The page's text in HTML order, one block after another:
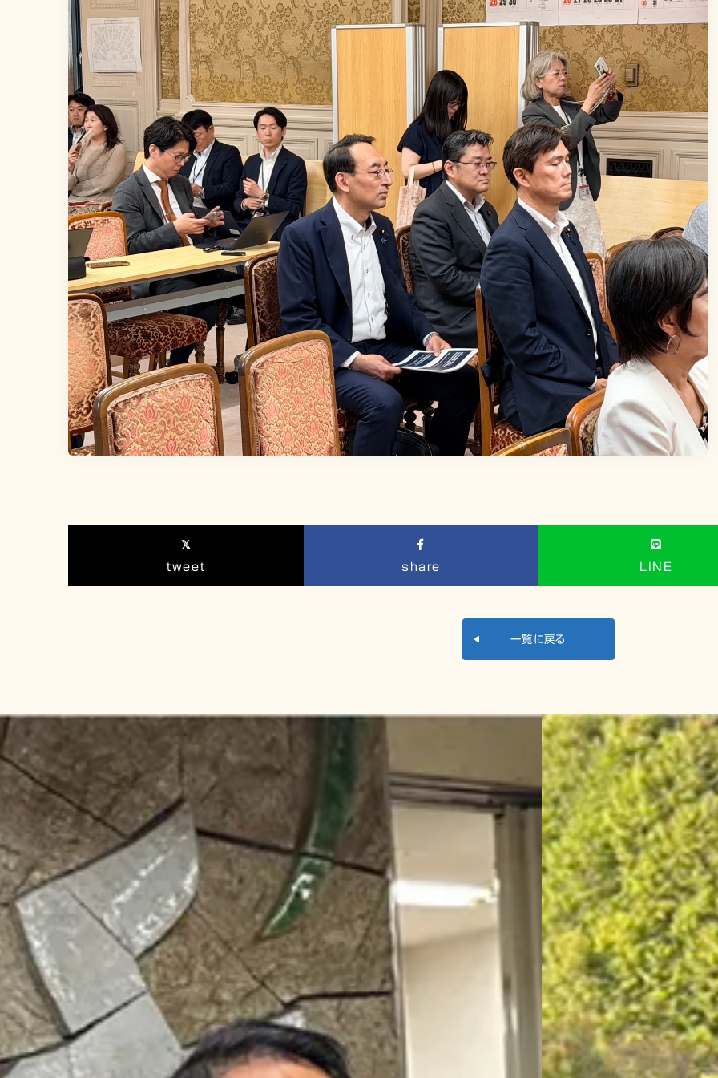
tweet share LINE
一覧に戻る